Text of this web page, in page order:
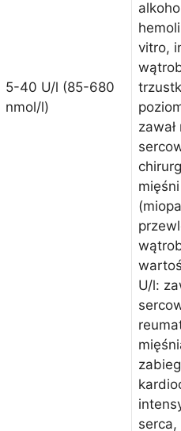
5-40 U/l (85-680
nmol/l)
vitro,
U/l: